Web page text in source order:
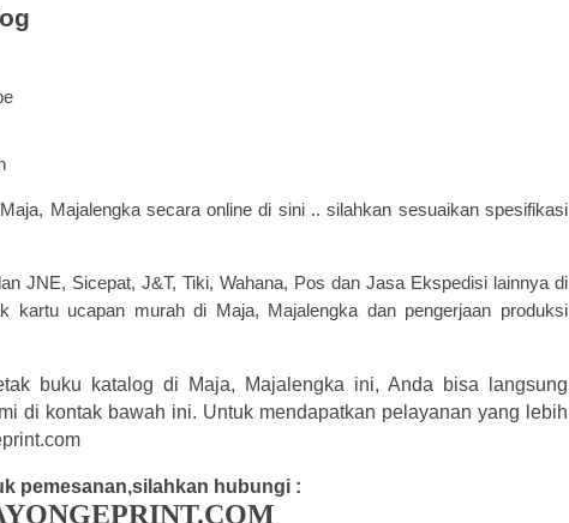
Majalengka secara online di sini .. silahkan sesuaikan spesifikasi
JNE, Sicepat, J&T, Tiki, Wahana, Pos dan Jasa Ekspedisi lainnya di
kartu ucapan murah di Maja, Majalengka danpengerjaan produksi
buku katalog di Maja, Majalengka ini, Anda bisa langsung
di kontak bawah ini. Untuk mendapatkan pelayanan yang lebih
pemesanan,silahkan hubungi :